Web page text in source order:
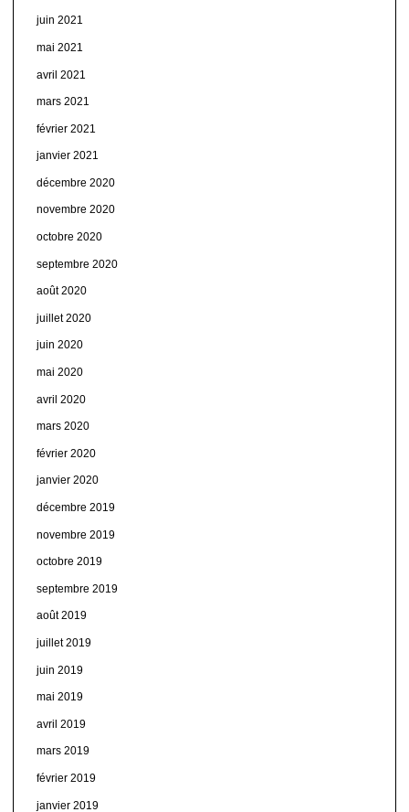
juin 2021
mai 2021
avril 2021
mars 2021
février 2021
janvier 2021
décembre 2020
novembre 2020
octobre 2020
septembre 2020
août 2020
juillet 2020
juin 2020
mai 2020
avril 2020
mars 2020
février 2020
janvier 2020
décembre 2019
novembre 2019
octobre 2019
septembre 2019
août 2019
juillet 2019
juin 2019
mai 2019
avril 2019
mars 2019
février 2019
janvier 2019